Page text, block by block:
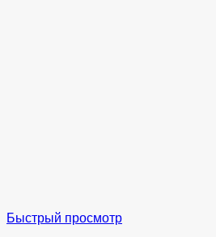
Быстрый просмотр